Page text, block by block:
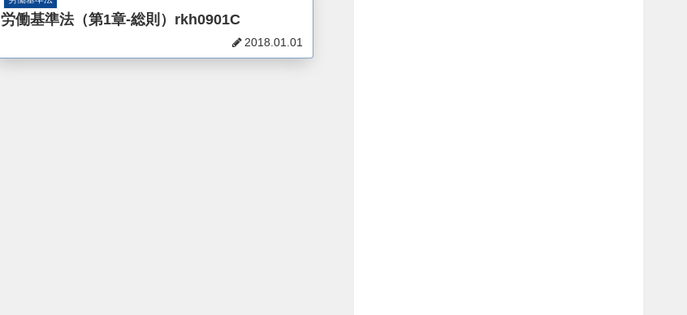
労働基準法（第1章-総則）rkh0901C
2018.01.01